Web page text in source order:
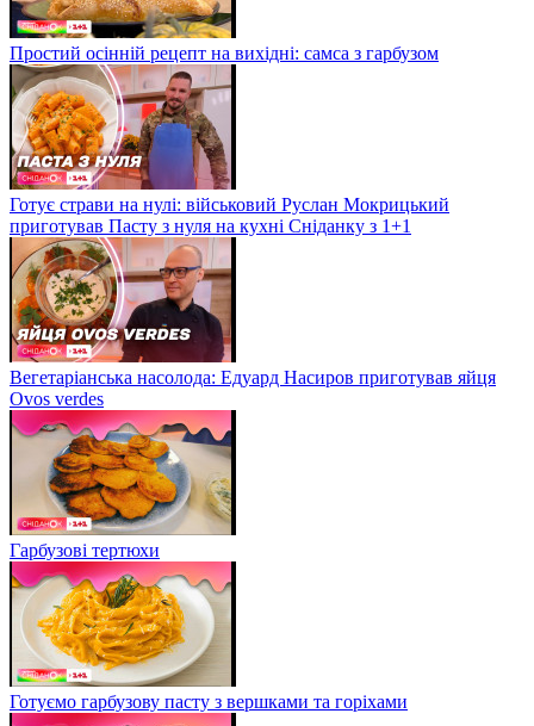
Простий осінній рецепт на вихідні: самса з гарбузом
Готує страви на нулі: військовий Руслан Мокрицький
приготував Пасту з нуля на кухні Сніданку з 1+1
Вегетаріанська насолода: Едуард Насиров приготував яйця
Ovos verdes
Гарбузові тертюхи
Готуємо гарбузову пасту з вершками та горіхами